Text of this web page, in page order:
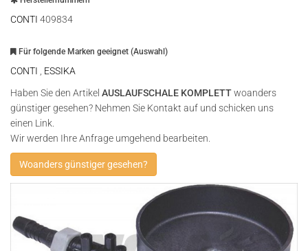
CONTI 409834
Für folgende Marken geeignet (Auswahl)
CONTI
ESSIKA
Haben Sie den Artikel AUSLAUFSCHALE KOMPLETTwoanders
günstiger gesehen? Nehmen Sie Kontakt auf und schicken uns
einen Link.
Wir werden Ihre Anfrage umgehend bearbeiten.
Woanders günstiger gesehen?